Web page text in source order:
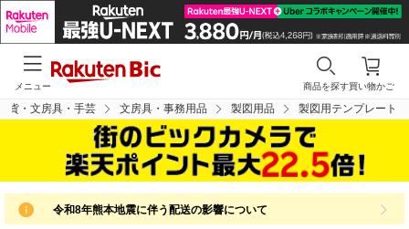
買い物かご
商品を探す
メニュー
貨・文房具・手芸 文房具・事務用品 製図用品 製図用テンプレート
令和8年熊本地震に伴う配送の影響について